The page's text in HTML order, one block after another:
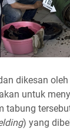
dikesan
untuk
tabung
) yang